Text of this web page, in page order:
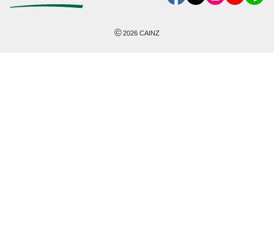
©2026 CAINZ